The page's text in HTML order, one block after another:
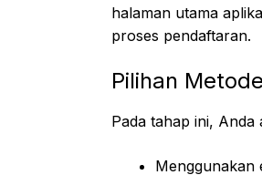
halaman utama
proses pendaftaran.
Pilihan
Pada tahap ini,
Menggunakan